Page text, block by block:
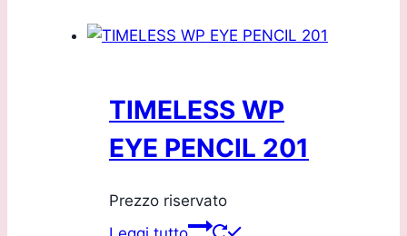
TIMELESS WP
EYE PENCIL 201
Prezzo riservato